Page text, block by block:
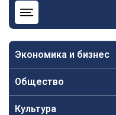
Экономика и бизнес
Общество
Культура